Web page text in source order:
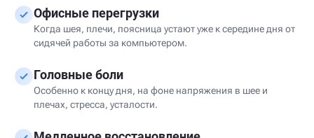
Офисные перегрузки
Когда шея, плечи, поясница устают уже к середине дня от
сидячей работы за компьютером.
Головные боли
Особенно к концу дня, на фоне напряжения в шее и
плечах, стресса, усталости.